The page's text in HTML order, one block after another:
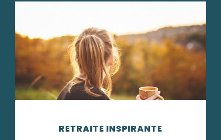
RETRAITE INSPIRANTE